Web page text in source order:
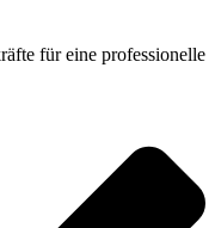
für eine professionelle